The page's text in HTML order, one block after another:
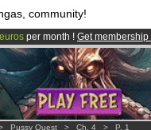
community!
per month ! Get membership
comics & mangas!.
Pussy Quest > Ch. 4 > P. 1